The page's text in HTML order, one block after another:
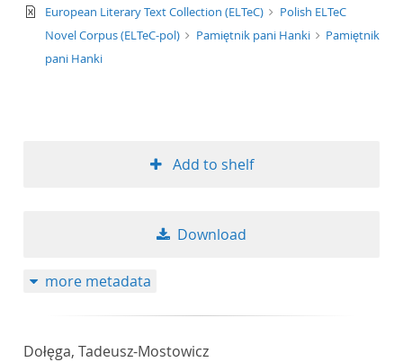
text/xml
European Literary Text Collection (ELTeC)
Polish ELTeC
Novel Corpus (ELTeC-pol)
Pamiętnik pani Hanki
Pamiętnik
pani Hanki
Add to shelf
Download
more metadata
Dołęga, Tadeusz-Mostowicz